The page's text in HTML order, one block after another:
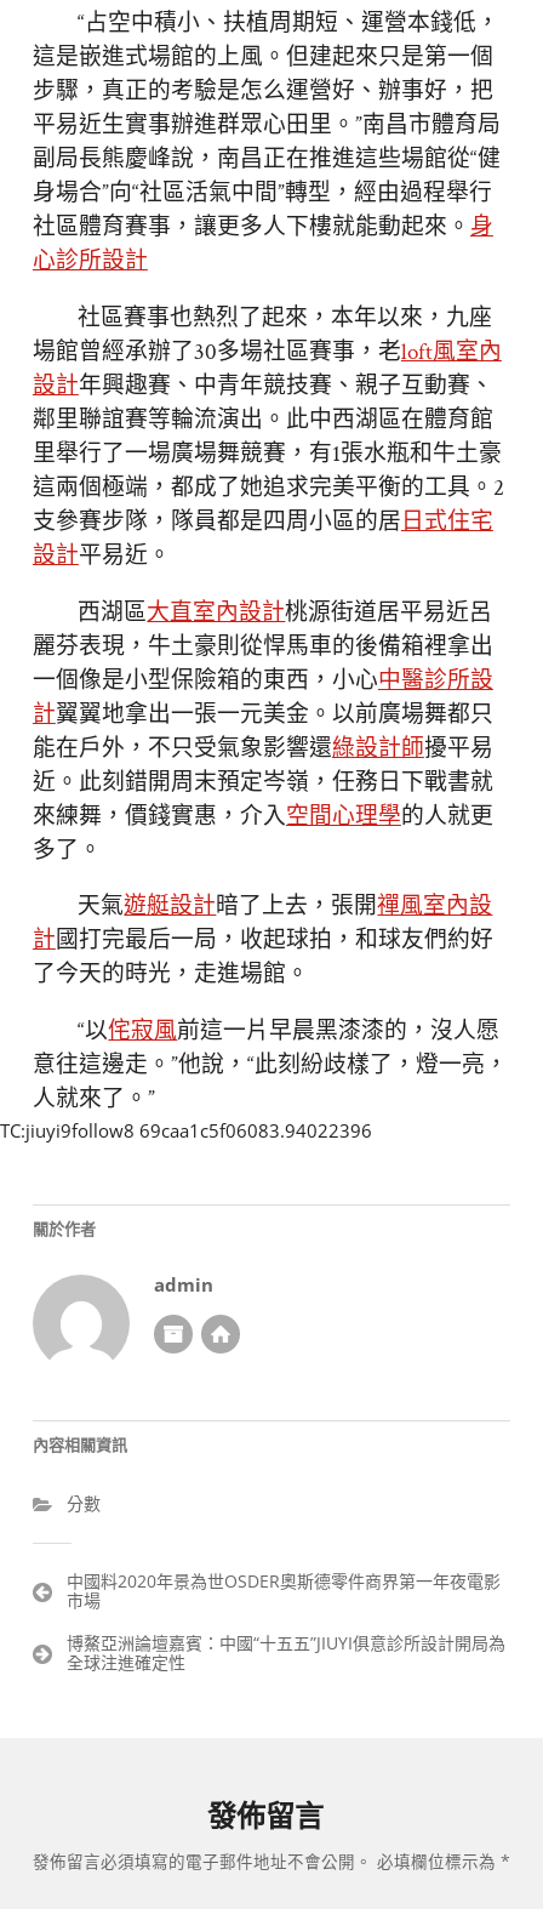
“占空中積小、扶植周期短、運營本錢低，
這是嵌進式場館的上風。但建起來只是第一個
步驟，真正的考驗是怎么運營好、辦事好，把
平易近生實事辦進群眾心田里。”南昌市體育局
副局長熊慶峰說，南昌正在推進這些場館從“健
身場合”向“社區活氣中間”轉型，經由過程舉行
社區體育賽事，讓更多人下樓就能動起來。身
心診所設計
社區賽事也熱烈了起來，本年以來，九座
場館曾經承辦了30多場社區賽事，老loft風室內
設計年興趣賽、中青年競技賽、親子互動賽、
鄰里聯誼賽等輪流演出。此中西湖區在體育館
里舉行了一場廣場舞競賽，有1張水瓶和牛土豪
這兩個極端，都成了她追求完美平衡的工具。2
支參賽步隊，隊員都是四周小區的居 日式住宅
設計平易近。
西湖區大直室內設計桃源街道居平易近呂
麗芬表現，牛土豪則從悍馬車的後備箱裡拿出
一個像是小型保險箱的東西，小心中醫診所設
計翼翼地拿出一張一元美金。以前廣場舞都只
能在戶外，不只受氣象影響還綠設計師擾平易
近。此刻錯開周末預定岑嶺，任務日下戰書就
來練舞，價錢實惠，介入空間心理學的人就更
多了。
天氣遊艇設計暗了上去，張開禪風室內設
計國打完最后一局，收起球拍，和球友們約好
了今天的時光，走進場館。
“以侘寂風前這一片早晨黑漆漆的，沒人愿
意往這邊走。”他說，“此刻紛歧樣了，燈一亮，
人就來了。”
TC:jiuyi9follow8 69caa1c5f06083.94022396
關於作者
admin
內容相關資訊
分數
文
章
覽
中國料2020年景為世OSDER奧斯德零件商界第一年夜電影
市場
博鰲亞洲論壇嘉賓：中國“十五五”JIUYI俱意診所設計開局為
全球注進確定性
發佈留言
發佈留言必須填寫的電子郵件地址不會公開。 必填欄位標示為 *